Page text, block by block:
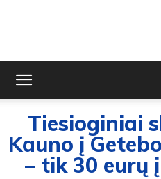
Tiesioginiai
Kauno į
– tik 30 eurų